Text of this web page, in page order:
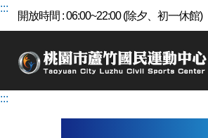
跳
區
:::
開放時間 : 06:00~22:00 (除夕、初一休館)
:::